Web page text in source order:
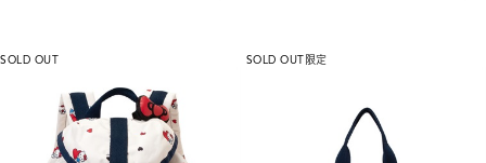
SOLD OUT SOLD OUT 限定